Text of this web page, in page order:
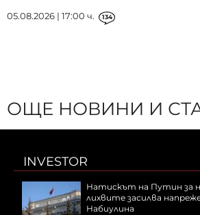
05.08.2026 | 17:00 ч. 134
ОЩЕ НОВИНИ И
INVESTOR
Натискът на Путин за
лихвите засилва
Набиулина